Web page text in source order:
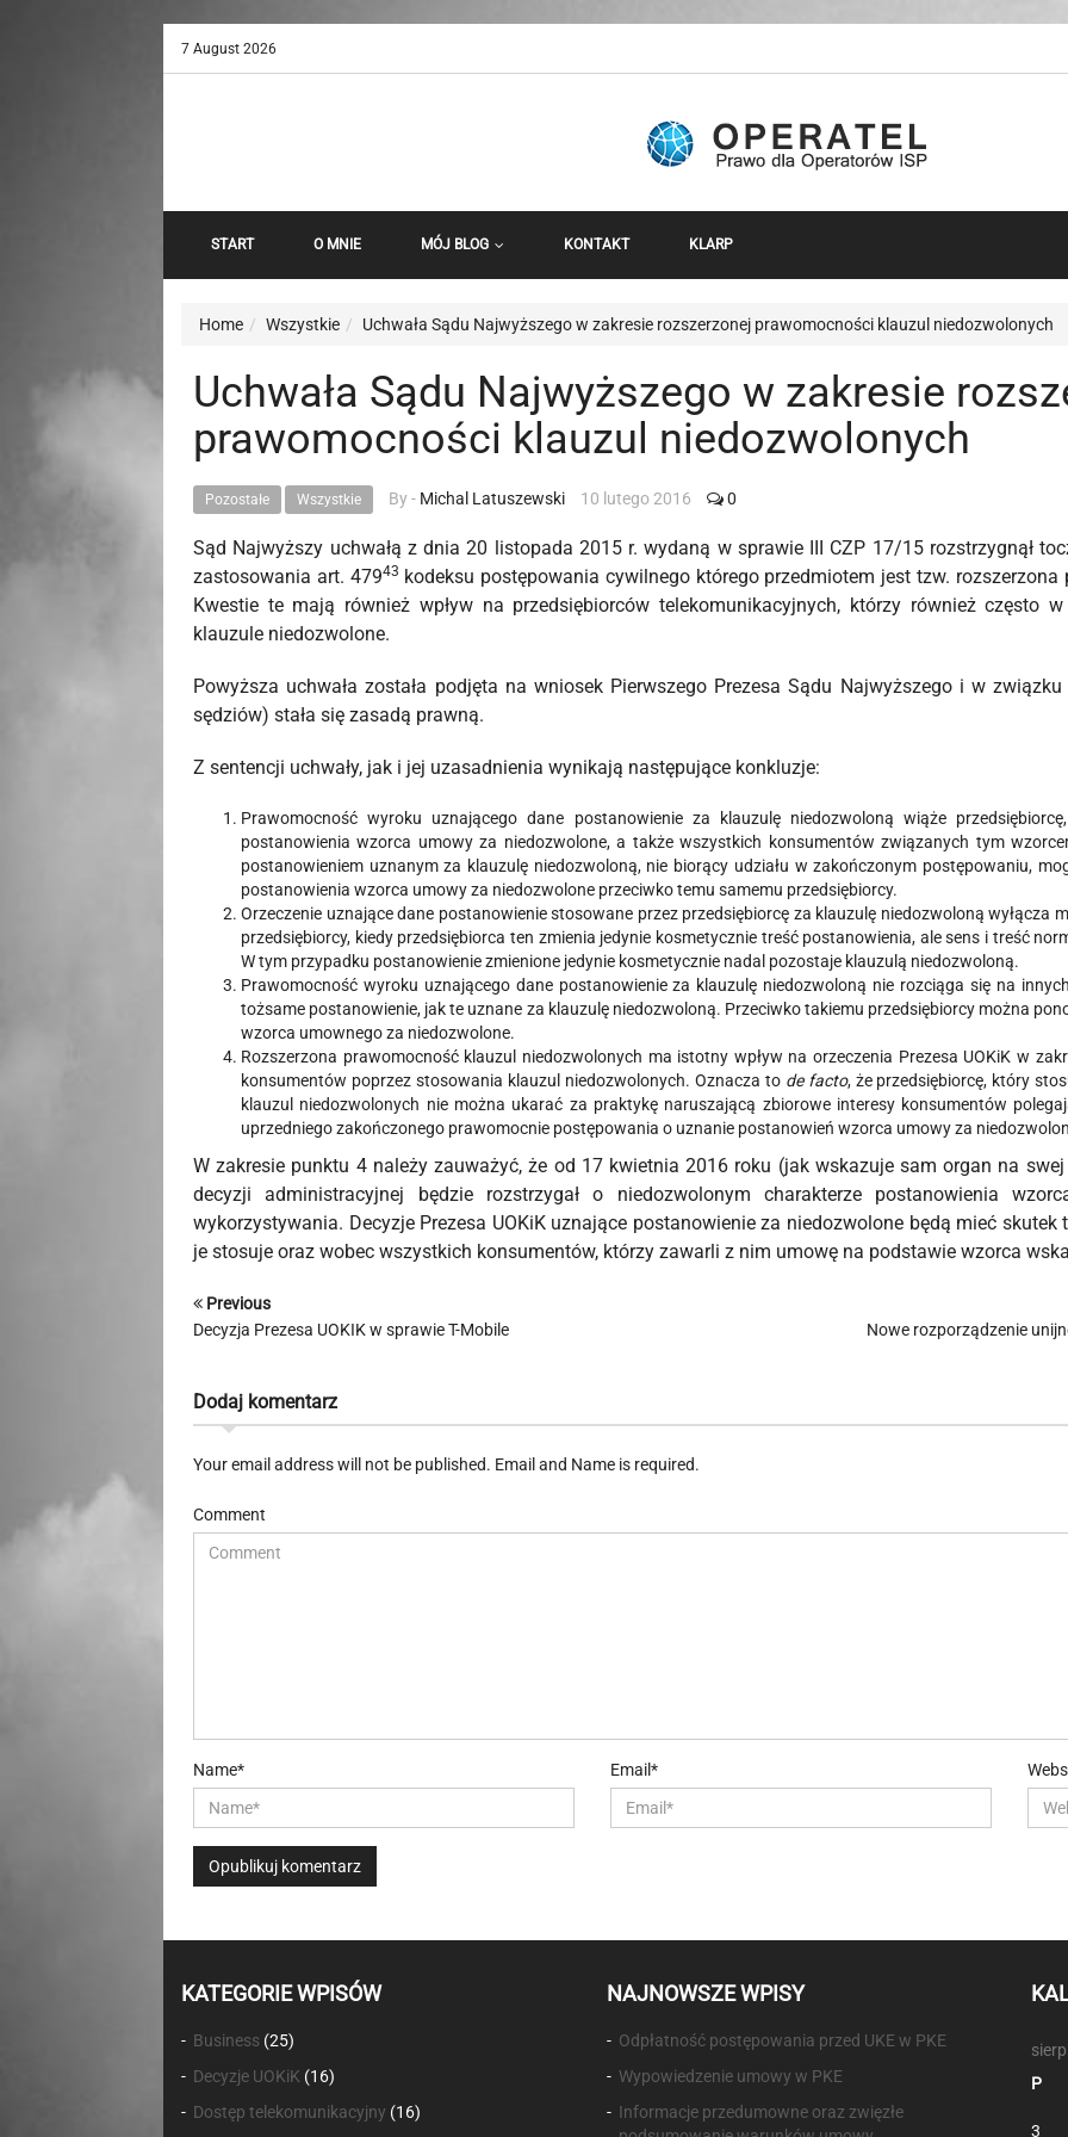
7 August 2026
START O MNIE MÓJ BLOG KONTAKT KLARP
Home Wszystkie Uchwała Sądu Najwyższego w zakresie rozszerzonej prawomocności klauzul niedozwolonych
Uchwała Sądu Najwyższego w zakresie
prawomocności klauzul niedozwolonych
Pozostałe Wszystkie By - Michal Latuszewski 10 lutego 2016 0
Sąd Najwyższy uchwałą z dnia 20 listopada 2015 r. wydaną w sprawie III CZP 17/15 rozstrzygnął
zastosowania art. 47943 kodeksu postępowania cywilnego którego przedmiotem jest tzw.
Kwestie te mają również wpływ na przedsiębiorców telekomunikacyjnych, którzy również często
klauzule niedozwolone.
Powyższa uchwała została podjęta na wniosek Pierwszego Prezesa Sądu Najwyższego i w
sędziów) stała się zasadą prawną.
Z sentencji uchwały, jak i jej uzasadnienia wynikają następujące konkluzje:
Prawomocność wyroku uznającego dane postanowienie za klauzulę niedozwoloną wiąże
postanowienia wzorca umowy za niedozwolone, a także wszystkich konsumentów związanych tym
postanowieniem uznanym za klauzulę niedozwoloną, nie biorący udziału w zakończonym postępowaniu,
postanowienia wzorca umowy za niedozwolone przeciwko temu samemu przedsiębiorcy.
Orzeczenie uznające dane postanowienie stosowane przez przedsiębiorcę za klauzulę niedozwoloną
przedsiębiorcy, kiedy przedsiębiorca ten zmienia jedynie kosmetycznie treść postanowienia, ale sens i treść
W tym przypadku postanowienie zmienione jedynie kosmetycznie nadal pozostaje klauzulą niedozwoloną.
Prawomocność wyroku uznającego dane postanowienie za klauzulę niedozwoloną nie rozciąga się na
tożsame postanowienie, jak te uznane za klauzulę niedozwoloną. Przeciwko takiemu przedsiębiorcy można
wzorca umownego za niedozwolone.
Rozszerzona prawomocność klauzul niedozwolonych ma istotny wpływ na orzeczenia Prezesa UOKiK w
konsumentów poprzez stosowania klauzul niedozwolonych. Oznacza to de facto, że przedsiębiorcę, który
klauzul niedozwolonych nie można ukarać za praktykę naruszającą zbiorowe interesy konsumentów
uprzedniego zakończonego prawomocnie postępowania o uznanie postanowień wzorca umowy za
W zakresie punktu 4 należy zauważyć, że od 17 kwietnia 2016 roku (jak wskazuje sam organ na
decyzji administracyjnej będzie rozstrzygał o niedozwolonym charakterze postanowienia
wykorzystywania. Decyzje Prezesa UOKiK uznające postanowienie za niedozwolone będą mieć
je stosuje oraz wobec wszystkich konsumentów, którzy zawarli z nim umowę na podstawie wzorca
Previous
Decyzja Prezesa UOKIK w sprawie T-Mobile
Nowe rozporządzenie
Dodaj komentarz
Your email address will not be published. Email and Name is required.
Comment
Name* Email*
KATEGORIE WPISÓW
Business (25)
Decyzje UOKiK (16)
Dostęp telekomunikacyjny (16)
NAJNOWSZE WPISY
Odpłatność postępowania przed UKE w PKE
Wypowiedzenie umowy w PKE
Informacje przedumowne oraz zwięzłe
P
3